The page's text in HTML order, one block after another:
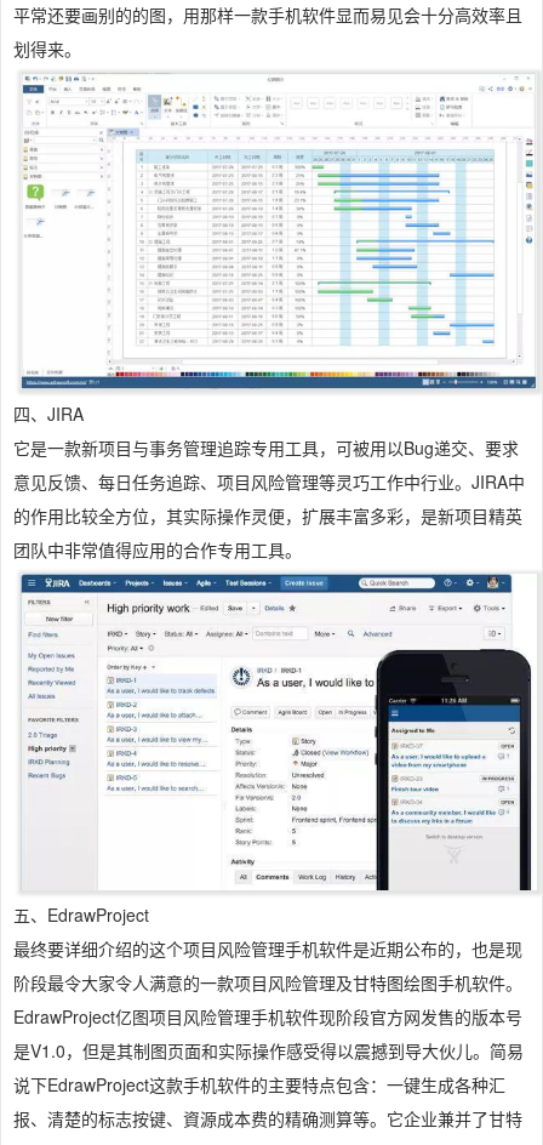
平常还要画别的的图，用那样一款手机软件显而易见会十分高效率且
划得来。
四、JIRA
它是一款新项目与事务管理追踪专用工具，可被用以Bug递交、要求
意见反馈、每日任务追踪、项目风险管理等灵巧工作中行业。JIRA中
的作用比较全方位，其实际操作灵便，扩展丰富多彩，是新项目精英
团队中非常值得应用的合作专用工具。
五、EdrawProject
最终要详细介绍的这个项目风险管理手机软件是近期公布的，也是现
阶段最令大家令人满意的一款项目风险管理及甘特图绘图手机软件。
EdrawProject亿图项目风险管理手机软件现阶段官方网发售的版本号
是V1.0，但是其制图页面和实际操作感受得以震撼到导大伙儿。简易
说下EdrawProject这款手机软件的主要特点包含：一键生成各种汇
报、清楚的标志按键、資源成本费的精确测算等。它企业兼并了甘特